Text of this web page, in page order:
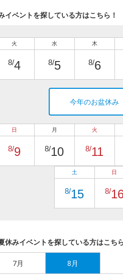
イベントを探している方はこちら！
火
8/4
水
8/5
木
8/6
今年のお盆休み
日
8/9
月
8/10
火
8/11
土
8/15
日
8/
休みイベントを探している方はこち
7月 8月